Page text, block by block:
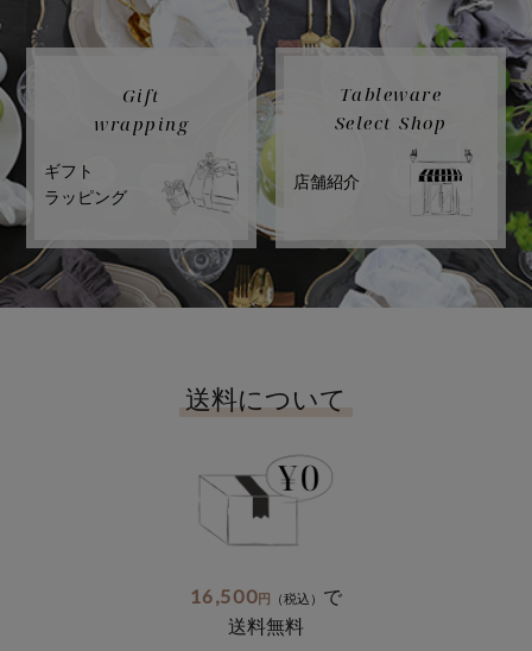
Gift
wrapping
ギフト
ラッピング
Tableware
Select Shop
店舗紹介
送料について
16,500円 （税込） で
送料無料